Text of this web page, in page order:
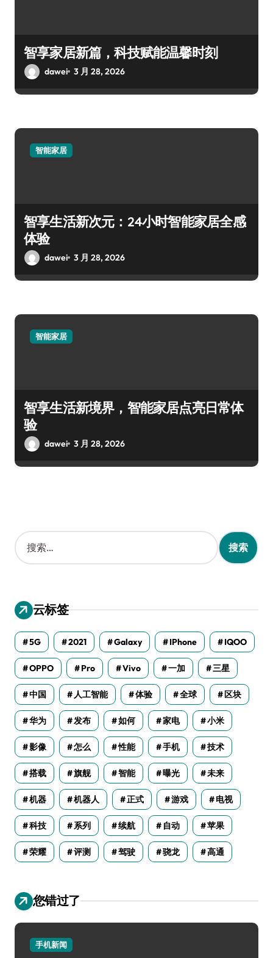
智享家居新篇，科技赋能温馨时刻
dawei 3 月 28, 2026
智能家居
智享生活新次元：24小时智能家居全感
体验
dawei 3 月 28, 2026
智能家居
智享生活新境界，智能家居点亮日常体
验
dawei 3 月 28, 2026
搜
索
：
云标签
5G 2021 Galaxy IPhone IQOO
OPPO Pro Vivo 一加 三星
中国 人工智能 体验 全球 区块
华为 发布 如何 家电 小米
影像 怎么 性能 手机 技术
搭载 旗舰 智能 曝光 未来
机器 机器人 正式 游戏 电视
科技 系列 续航 自动 苹果
荣耀 评测 驾驶 骁龙 高通
您错过了
手机新闻